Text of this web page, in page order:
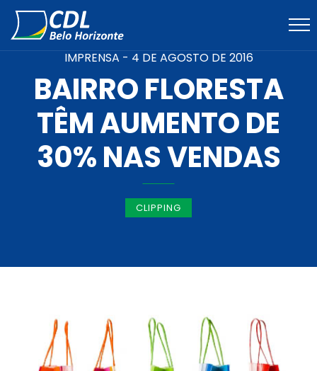
IMPRENSA - 4 DE AGOSTO DE 2016
BAIRRO FLORESTA
TÊM AUMENTO DE
30% NAS VENDAS
CLIPPING